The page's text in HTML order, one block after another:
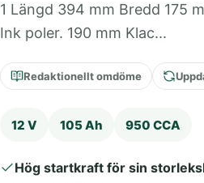
1 Längd 394 mm Bredd 175
Ink poler. 190 mm Klac...
Redaktionellt omdöme
12 V 105 Ah 950 CCA
Hög startkraft för sin